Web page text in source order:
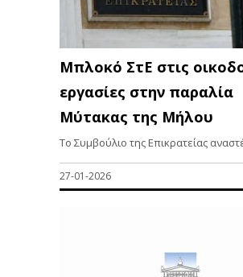
Μπλοκό ΣτΕ στις
εργασίες στην παραλία
Μύτακας της Μήλου
Το Συμβούλιο της Επικρατείας
27-01-2026